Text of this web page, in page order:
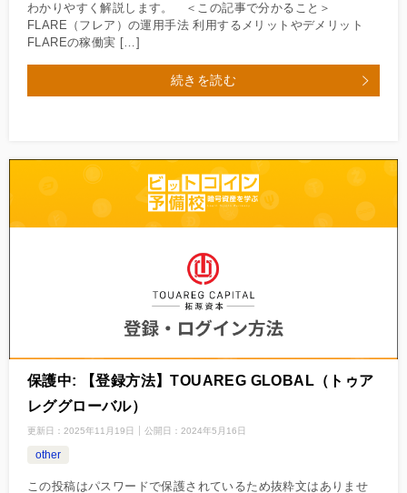
わかりやすく解説します。 ＜この記事で分かること＞
FLARE（フレア）の運用手法 利用するメリットやデメリット
FLAREの稼働実 […]
続きを読む
保護中: 【登録方法】TOUAREG GLOBAL（トゥア
レググローバル）
更新日： 2025年11月19日 公開日： 2024年5月16日
other
この投稿はパスワードで保護されているため抜粋文はありませ